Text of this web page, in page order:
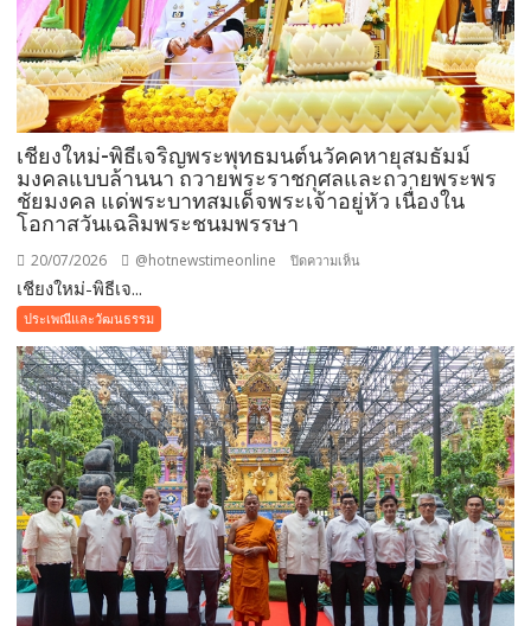
เสริม
สิริ
มงคล
ใน
เทศกาล
เข้า
พรรษา
เชียงใหม่-พิธีเจริญพระพุทธมนต์นวัคคหายุสมธัมม์
มงคลแบบล้านนา ถวายพระราชกุศลและถวายพระพร
ชัยมงคล แด่พระบาทสมเด็จพระเจ้าอยู่หัว เนื่องใน
โอกาสวันเฉลิมพระชนมพรรษา
20/07/2026 @hotnewstimeonline ปิดความเห็น
พระพุทธ
มนต์
นวัค
คหา
ยุ
สม
ธัมม์
มงคล
แบบ
ล้าน
เชียงใหม่-พิธีเจ...
ประเพณีและวัฒนธรรม